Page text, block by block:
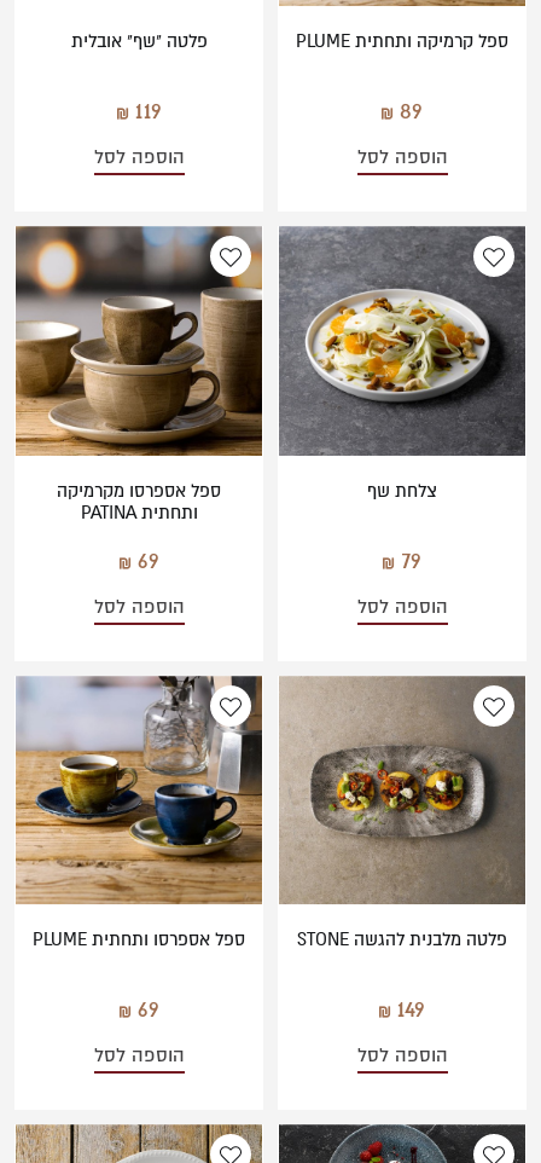
ספל קרמיקה ותחתית PLUME
89
הוספה לסל
פלטה "שף" אובלית
119
הוספה לסל
צלחת שף
79
הוספה לסל
ספל אספרסו מקרמיקה
ותחתית PATINA
69
הוספה לסל
פלטה מלבנית להגשה STONE
149
הוספה לסל
ספל אספרסו ותחתית PLUME
69
הוספה לסל